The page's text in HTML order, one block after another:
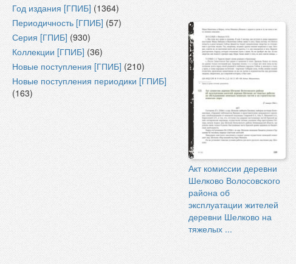
Год издания [ГПИБ] (1364)
Периодичность [ГПИБ] (57)
Серия [ГПИБ] (930)
Коллекции [ГПИБ] (36)
Новые поступления [ГПИБ] (210)
Новые поступления периодики [ГПИБ]
(163)
Акт комиссии деревни
Шелково Волосовского
района об
эксплуатации жителей
деревни Шелково на
тяжелых ...